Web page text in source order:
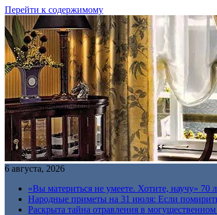
Перейти к содержимому
6 августа, 2026
«Вы материться не умеете. Хотите, научу» 70
Народные приметы на 31 июля: Если
Раскрыта тайна отравления в